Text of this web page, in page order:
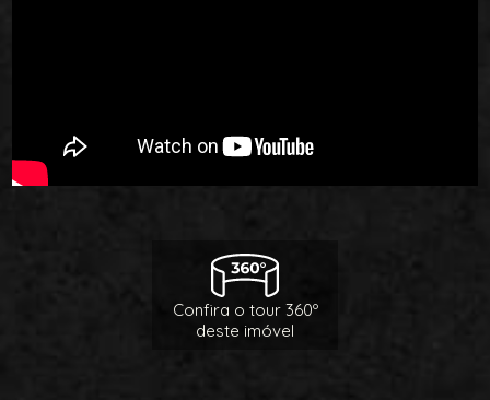
Confira o tour 360º
deste imóvel